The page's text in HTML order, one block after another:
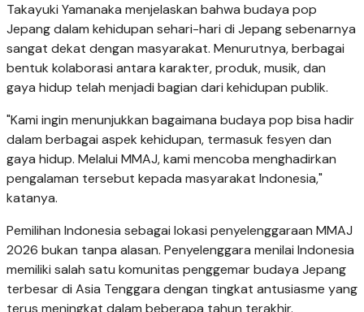
Takayuki Yamanaka menjelaskan bahwa budaya pop
Jepang dalam kehidupan sehari-hari di Jepang sebenarnya
sangat dekat dengan masyarakat. Menurutnya, berbagai
bentuk kolaborasi antara karakter, produk, musik, dan
gaya hidup telah menjadi bagian dari kehidupan publik.
"Kami ingin menunjukkan bagaimana budaya pop bisa hadir
dalam berbagai aspek kehidupan, termasuk fesyen dan
gaya hidup. Melalui MMAJ, kami mencoba menghadirkan
pengalaman tersebut kepada masyarakat Indonesia,"
katanya.
Pemilihan Indonesia sebagai lokasi penyelenggaraan MMAJ
2026 bukan tanpa alasan. Penyelenggara menilai Indonesia
memiliki salah satu komunitas penggemar budaya Jepang
terbesar di Asia Tenggara dengan tingkat antusiasme yang